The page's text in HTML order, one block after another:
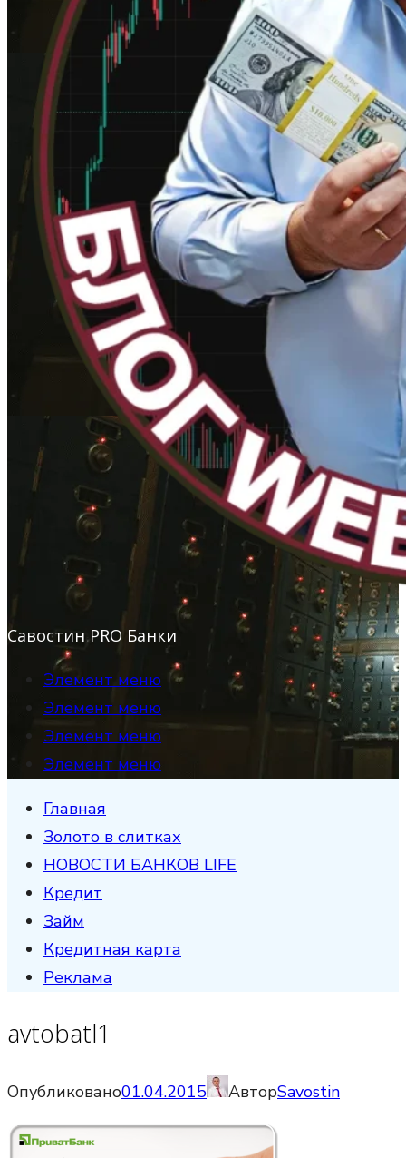
Савостин PRO Банки
Элемент меню
Элемент меню
Элемент меню
Элемент меню
Главная
Золото в слитках
НОВОСТИ БАНКОВ LIFE
Кредит
Займ
Кредитная карта
Реклама
avtobatl1
Опубликовано01.04.2015 АвторSavostin